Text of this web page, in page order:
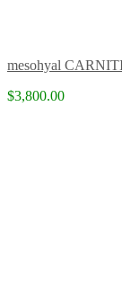
mesohyal
$3,800.00